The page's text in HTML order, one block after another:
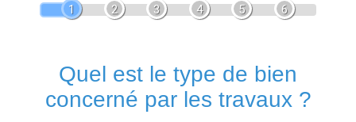
1 2 3 4 5 6
Quel est le type de bien
concerné par les travaux ?